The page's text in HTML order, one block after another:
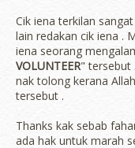
Cik iena terkilan
lain redakan cik iena .
iena seorang
VOLUNTEER" tersebut
nak tolong kerana
tersebut .
Thanks kak sebab
ada hak untuk marah